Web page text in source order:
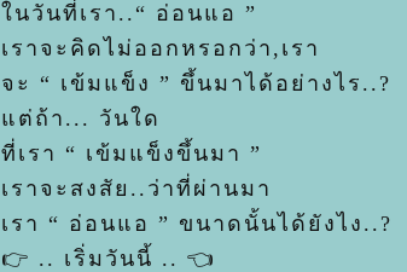
นวันที่เรา..“ อ่อนแอ ”
เราจะคิดไม่ออกหรอกว่า,เรา
จะ “ เข้มแข็ง ” ขึ้นมาได้อย่างไร..?
ต่ถ้า... วันใด
ที่เรา “ เข้มแข็งขึ้นมา ”
เราจะสงสัย..ว่าที่ผ่านมา
เรา “ อ่อนแอ ” ขนาดนั้นได้ยังไง..?
👉 .. เริ่มวันนี้ .. 👈